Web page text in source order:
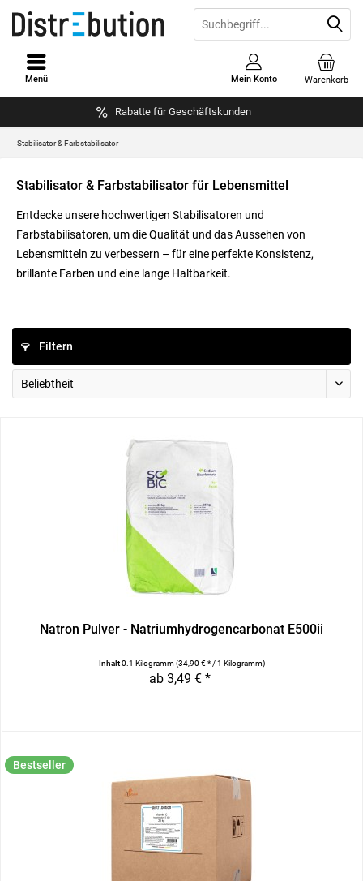
Rabatte für Geschäftskunden
Warenkorb
Mein Konto
Menü
Stabilisator & Farbstabilisator
Stabilisator & Farbstabilisator für Lebensmittel
Entdecke unsere hochwertigen Stabilisatoren und
Farbstabilisatoren, um die Qualität und das Aussehen von
Lebensmitteln zu verbessern – für eine perfekte Konsistenz,
brillante Farben und eine lange Haltbarkeit.
Filtern
Natron Pulver - Natriumhydrogencarbonat E500ii
Inhalt0.1 Kilogramm(34,90 € * / 1 Kilogramm)
ab 3,49 € *
Bestseller